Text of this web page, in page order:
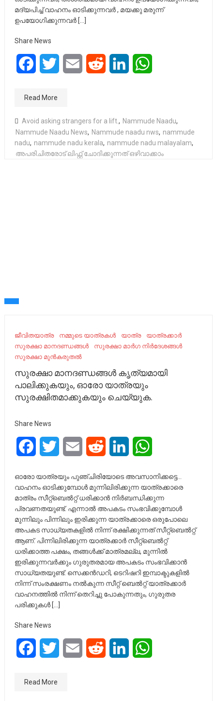
മദ്യപിച്ച് വാഹനം ഓടിക്കുന്നവർ , മയക്കു മരുന്ന്
ഉപയോഗിക്കുന്നവർ […]
Share News
FacebookTwitter Email Reddit LinkedIn
Read More
Avoid asking strangers for a lift., Nammude Naadu,
Nammude Naadu News, Nammude naadu nws, nammude
nadu, nammude nadu kerala, nammude nadu malayalam,
അപരിചിതരോട് ലിഫ്റ്റ് ചോദിക്കുന്നത് ഒഴിവാക്കാം
ജീവിതയാത്ര നമ്മുടെ യാത്രകൾ യാത്ര
യാത്രക്കാർ
സുരക്ഷാ മാനദണ്ഡങ്ങൾ
സുരക്ഷാ മാർഗ നിർദേശങ്ങൾ
സുരക്ഷാ മുൻകരുതൽ
സുരക്ഷാ മാനദണ്ഡങ്ങൾ കൃത്യമായി
പാലിക്കുകയും, ഓരോ യാത്രയും
സുരക്ഷിതമാക്കുകയും ചെയ്യുക.
Share News
FacebookTwitter Email Reddit LinkedIn
ഓരോ യാത്രയും പുഞ്ചിരിയോടെ അവസാനിക്കട്ടെ…
വാഹനം ഓടിക്കുമ്പോൾ മുന്നിലിരിക്കുന്ന യാത്രക്കാരെ
മാത്രം സീറ്റ്ബെൽറ്റ് ധരിക്കാൻ നിർബന്ധിക്കുന്ന
പ്രവണതയുണ്ട്. എന്നാൽ അപകടം സംഭവിക്കുമ്പോൾ
മുന്നിലും പിന്നിലും ഇരിക്കുന്ന യാത്രക്കാരെ ഒരുപോലെ
അപകട സാധ്യതകളിൽ നിന്ന് രക്ഷിക്കുന്നത് സീറ്റ്ബെൽറ്റ്
ആണ്. പിന്നിലിരിക്കുന്ന യാത്രക്കാർ സീറ്റ്ബെൽറ്റ്
ധരിക്കാത്ത പക്ഷം, തങ്ങൾക്ക് മാത്രമല്ല, മുന്നിൽ
ഇരിക്കുന്നവർക്കും ഗുരുതരമായ അപകടം സംഭവിക്കാൻ
സാധ്യതയുണ്ട്. സെക്കൻഡറി, ടെറിഷറി ഇമ്പാക്ടുകളിൽ
നിന്ന് സംരക്ഷണം നൽകുന്ന സീറ്റ് ബെൽറ്റ് യാത്രക്കാർ
വാഹനത്തിൽ നിന്ന് തെറിച്ചു പോകുന്നതും, ഗുരുതര
പരിക്കുകൾ […]
Share News
FacebookTwitter Email Reddit LinkedIn
Read More